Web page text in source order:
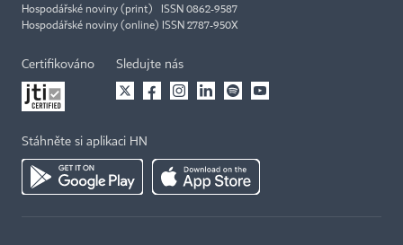
Hospodářské noviny (print) ISSN 0862-9587
Hospodářské noviny (online) ISSN 2787-950X
Certifikováno Sledujte nás
Stáhněte si aplikaci HN